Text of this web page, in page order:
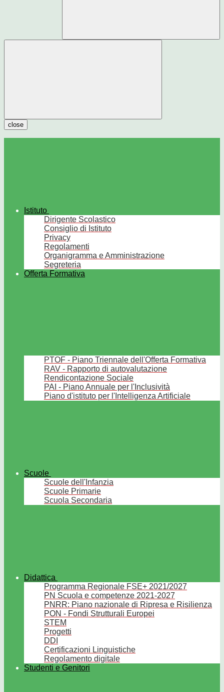
close
Istituto
Dirigente Scolastico
Consiglio di Istituto
Privacy
Regolamenti
Organigramma e Amministrazione
Segreteria
Offerta Formativa
PTOF - Piano Triennale dell'Offerta Formativa
RAV - Rapporto di autovalutazione
Rendicontazione Sociale
PAI - Piano Annuale per l'Inclusività
Piano d'istituto per l'Intelligenza Artificiale
Scuole
Scuole dell'Infanzia
Scuole Primarie
Scuola Secondaria
Didattica
Programma Regionale FSE+ 2021/2027
PN Scuola e competenze 2021-2027
PNRR: Piano nazionale di Ripresa e Risilienza
PON - Fondi Strutturali Europei
STEM
Progetti
DDI
Certificazioni Linguistiche
Regolamento digitale
Studenti e Genitori